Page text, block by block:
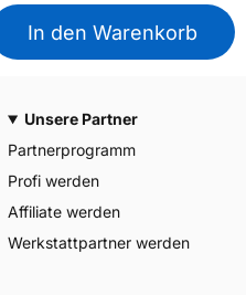
Nein
t-us
In den Warenkorb
Unsere Partner
Partnerprogramm
Profi werden
Affiliate werden
Werkstattpartner werden